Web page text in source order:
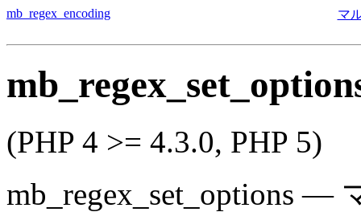
mb_regex_encoding マ
(PHP 4 >= 4.3.0, PHP 5)
mb_regex_set_options —